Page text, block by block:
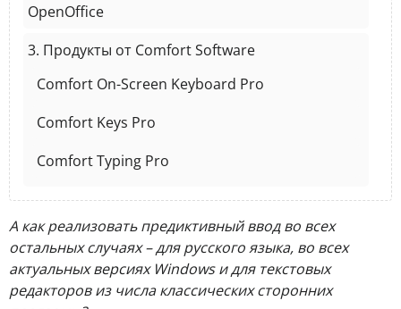
OpenOffice
3. Продукты от Comfort Software
Comfort On-Screen Keyboard Pro
Comfort Keys Pro
Comfort Typing Pro
А как реализовать предиктивный ввод во всех
остальных случаях – для русского языка, во всех
актуальных версиях Windows и для текстовых
редакторов из числа классических сторонних